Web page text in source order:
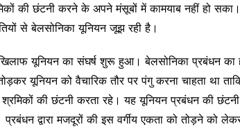
की छंटनी करने के अपने मंसूबों में कामयाब नहीं हो
से बेलसोनिका यूनियन जूझ रही है।
यूनियन का संघर्ष शुरू हुआ। बेलसोनिका प्रबंधन का
यूनियन को वैचारिक तौर पर पंगु करना चाहता था
की छंटनी करता रहे। यह यूनियन प्रबंधन की छंटनी
द्वारा मजदूरों की इस वर्गीय एकता को तोड़ने को